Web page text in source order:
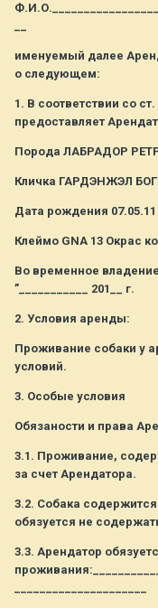
__
именуемый далее
о следующем:
1. В соответствии со
предоставляет
Порода ЛАБРАДОР
Кличка ГАРДЭНЖЭЛ
Дата рождения 07.05.11
Клеймо GNA 13 Окрас
Во временное
”___________ 201__ г.
2. Условия аренды:
Проживание собаки у
условий.
3. Особые условия
Обязаности и права
3.1. Проживание,
за счет Арендатора.
3.2. Собака
обязуется не
3.3. Арендатор
_____________________